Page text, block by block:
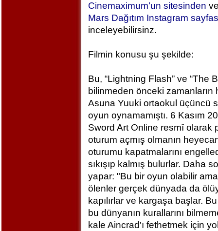
Cinemaximum’un sitesinden
Mars Dağıtım Instagram
inceleyebilirsinz.
Filmin konusu şu şekilde:
Bu, “Lightning Flash” ve “The
bilinmeden önceki zamanların
Asuna Yuuki ortaokul üçüncü
oyun oynamamıştı. 6 Kasım
Sword Art Online resmî olarak
oturum açmış olmanın
oturumu kapatmalarını
sıkışıp kalmış bulurlar. Daha
yapar: "Bu bir oyun olabilir
ölenler gerçek dünyada da
kapılırlar ve kargaşa başlar.
bu dünyanın kurallarını
kale Aincrad'ı fethetmek için